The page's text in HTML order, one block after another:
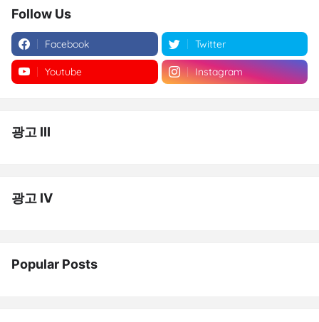
Follow Us
Facebook Twitter
Youtube Instagram
광고 III
광고 IV
Popular Posts